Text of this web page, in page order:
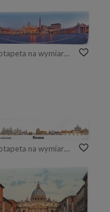
Fototapeta na wymiar Panoramiczny widok na Watykan, Rzym.
Fototapeta na wymiar Panoramę miasta wektor Rzym